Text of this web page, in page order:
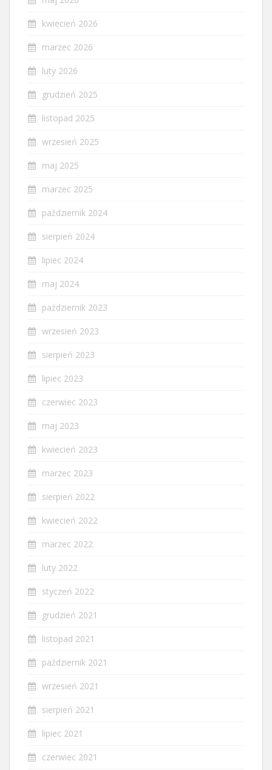
kwiecień 2026
marzec 2026
luty 2026
grudzień 2025
listopad 2025
wrzesień 2025
maj 2025
marzec 2025
październik 2024
sierpień 2024
lipiec 2024
maj 2024
październik 2023
wrzesień 2023
sierpień 2023
lipiec 2023
czerwiec 2023
maj 2023
kwiecień 2023
marzec 2023
sierpień 2022
kwiecień 2022
marzec 2022
luty 2022
styczeń 2022
grudzień 2021
listopad 2021
październik 2021
wrzesień 2021
sierpień 2021
lipiec 2021
czerwiec 2021